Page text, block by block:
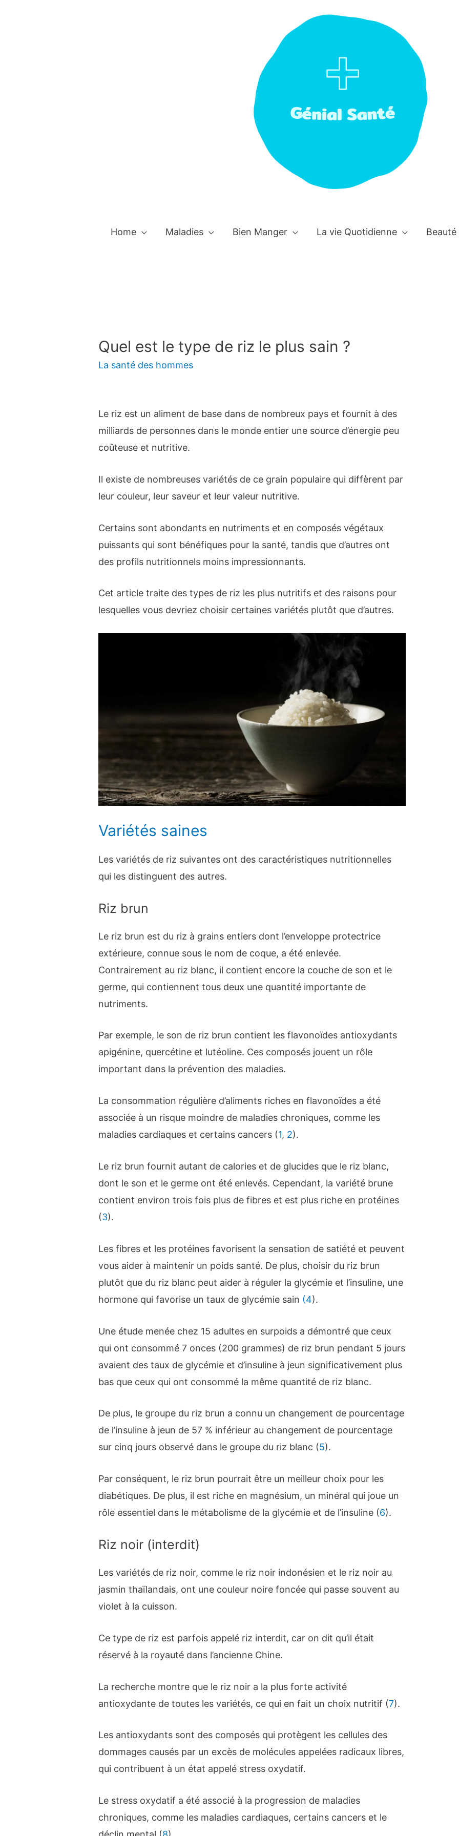
Home Maladies Bien Manger La vie Quotidienne Beauté
Quel est le type de riz le plus sain ?
La santé des hommes
Le riz est un aliment de base dans de nombreux pays et fournit à des
milliards de personnes dans le monde entier une source d’énergie peu
coûteuse et nutritive.
Il existe de nombreuses variétés de ce grain populaire qui diffèrent par
leur couleur, leur saveur et leur valeur nutritive.
Certains sont abondants en nutriments et en composés végétaux
puissants qui sont bénéfiques pour la santé, tandis que d’autres ont
des profils nutritionnels moins impressionnants.
Cet article traite des types de riz les plus nutritifs et des raisons pour
lesquelles vous devriez choisir certaines variétés plutôt que d’autres.
Variétés saines
Les variétés de riz suivantes ont des caractéristiques nutritionnelles
qui les distinguent des autres.
Riz brun
Le riz brun est du riz à grains entiers dont l’enveloppe protectrice
extérieure, connue sous le nom de coque, a été enlevée.
Contrairement au riz blanc, il contient encore la couche de son et le
germe, qui contiennent tous deux une quantité importante de
nutriments.
Par exemple, le son de riz brun contient les flavonoïdes antioxydants
apigénine, quercétine et lutéoline. Ces composés jouent un rôle
important dans la prévention des maladies.
La consommation régulière d’aliments riches en flavonoïdes a été
associée à un risque moindre de maladies chroniques, comme les
maladies cardiaques et certains cancers (1, 2).
Le riz brun fournit autant de calories et de glucides que le riz blanc,
dont le son et le germe ont été enlevés. Cependant, la variété brune
contient environ trois fois plus de fibres et est plus riche en protéines
(3).
Les fibres et les protéines favorisent la sensation de satiété et peuvent
vous aider à maintenir un poids santé. De plus, choisir du riz brun
plutôt que du riz blanc peut aider à réguler la glycémie et l’insuline, une
hormone qui favorise un taux de glycémie sain (4).
Une étude menée chez 15 adultes en surpoids a démontré que ceux
qui ont consommé 7 onces (200 grammes) de riz brun pendant 5 jours
avaient des taux de glycémie et d’insuline à jeun significativement plus
bas que ceux qui ont consommé la même quantité de riz blanc.
De plus, le groupe du riz brun a connu un changement de pourcentage
de l’insuline à jeun de 57 % inférieur au changement de pourcentage
sur cinq jours observé dans le groupe du riz blanc (5).
Par conséquent, le riz brun pourrait être un meilleur choix pour les
diabétiques. De plus, il est riche en magnésium, un minéral qui joue un
rôle essentiel dans le métabolisme de la glycémie et de l’insuline (6).
Riz noir (interdit)
Les variétés de riz noir, comme le riz noir indonésien et le riz noir au
jasmin thaïlandais, ont une couleur noire foncée qui passe souvent au
violet à la cuisson.
Ce type de riz est parfois appelé riz interdit, car on dit qu’il était
réservé à la royauté dans l’ancienne Chine.
La recherche montre que le riz noir a la plus forte activité
antioxydante de toutes les variétés, ce qui en fait un choix nutritif (7).
Les antioxydants sont des composés qui protègent les cellules des
dommages causés par un excès de molécules appelées radicaux libres,
qui contribuent à un état appelé stress oxydatif.
Le stress oxydatif a été associé à la progression de maladies
chroniques, comme les maladies cardiaques, certains cancers et le